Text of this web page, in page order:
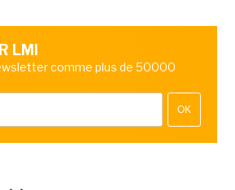
LMI
comme plus de 50000
OK